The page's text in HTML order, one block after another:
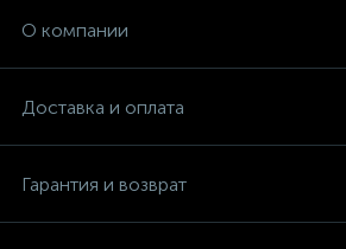
О компании
Доставка и оплата
Гарантия и возврат